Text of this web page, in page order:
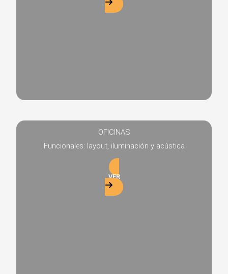
OFICINAS
Funcionales: layout, iluminación y acústica
VER